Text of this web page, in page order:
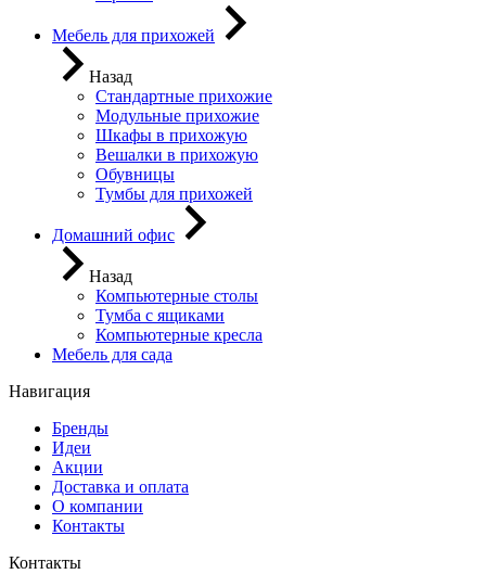
Мебель для прихожей
Назад
Стандартные прихожие
Модульные прихожие
Шкафы в прихожую
Вешалки в прихожую
Обувницы
Тумбы для прихожей
Домашний офис
Назад
Компьютерные столы
Тумба с ящиками
Компьютерные кресла
Мебель для сада
Навигация
Бренды
Идеи
Акции
Доставка и оплата
О компании
Контакты
Контакты